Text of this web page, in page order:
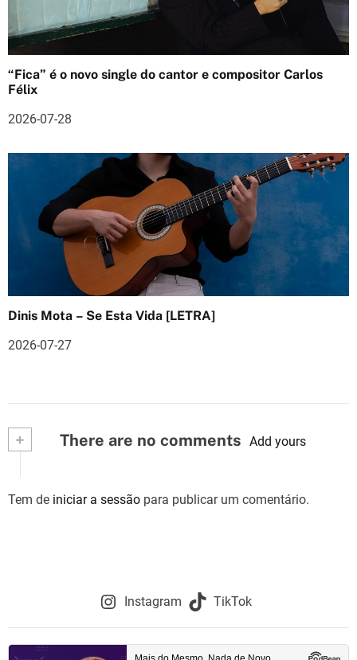
o
s
“Fica” é o novo single do cantor e compositor Carlos
Félix
2026-07-28
Dinis Mota – Se Esta Vida [LETRA]
2026-07-27
+ There are no comments Add yours
Tem de iniciar a sessão para publicar um comentário.
Instagram TikTok